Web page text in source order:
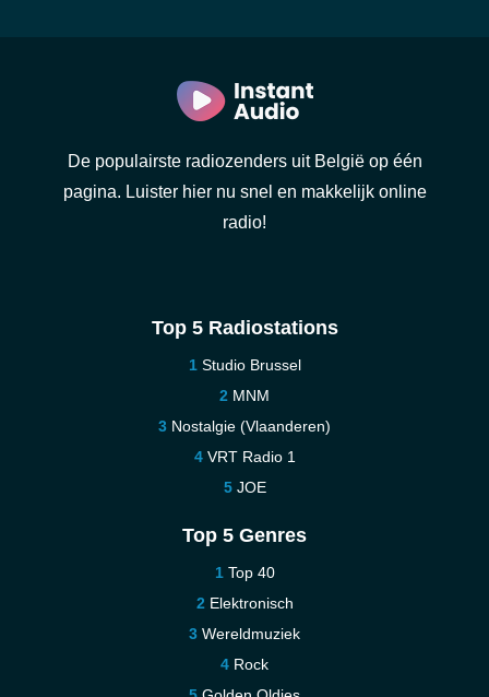
De populairste radiozenders uit België op één
pagina. Luister hier nu snel en makkelijk online
radio!
Top 5 Radiostations
Studio Brussel
MNM
Nostalgie (Vlaanderen)
VRT Radio 1
JOE
Top 5 Genres
Top 40
Elektronisch
Wereldmuziek
Rock